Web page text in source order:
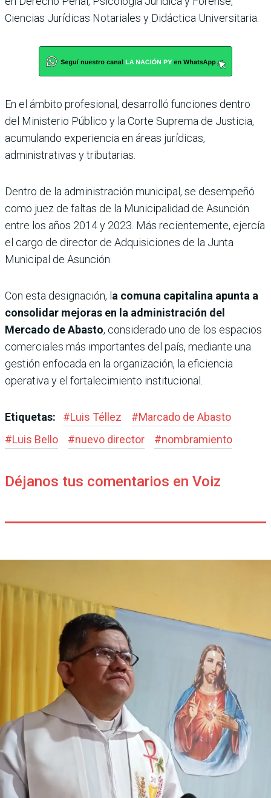
Ciencias Jurídicas Notariales y Didáctica Universitaria.
En el ámbito profesional, desarrolló funciones dentro
del Ministerio Público y la Corte Suprema de Justicia,
acumulando experiencia en áreas jurídicas,
administrativas y tributarias.
Dentro de la administración municipal, se desempeñó
como juez de faltas de la Municipalidad de Asunción
entre los años 2014 y 2023. Más recientemente, ejercía
el cargo de director de Adquisiciones de la Junta
Municipal de Asunción.
Con esta designación, la comuna capitalina apunta a
consolidar mejoras en la administración del
Mercado de Abasto, considerado uno de los espacios
comerciales más importantes del país, mediante una
gestión enfocada en la organización, la eficiencia
operativa y el fortalecimiento institucional.
Etiquetas: #Luis Téllez #Marcado de Abasto
#Luis Bello #nuevo director #nombramiento
Déjanos tus comentarios en Voiz